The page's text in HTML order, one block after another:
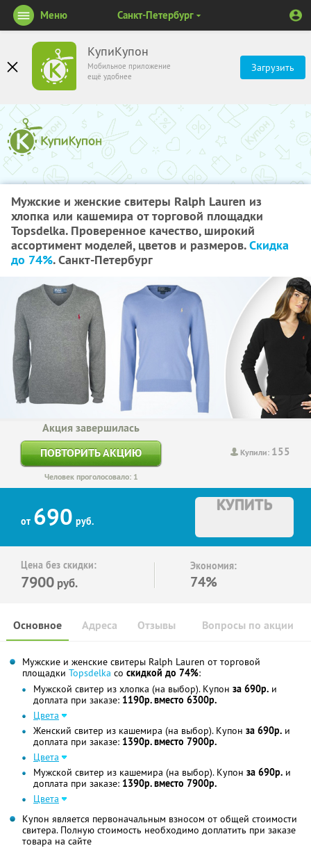
КупиКупон
Мобильное приложение
ещё удобнее
Загрузить
Меню Санкт-Петербург
Мужские и женские свитеры Ralph Lauren из
хлопка или кашемира от торговой площадки
Topsdelka. Проверенное качество, широкий
ассортимент моделей, цветов и размеров.Скидка
до 74%. Санкт-Петербург
Купили: 155
Акция завершилась
ПОВТОРИТЬ АКЦИЮ
Человек проголосовало: 1
от 690 руб.
КУПИТЬ
Цена без скидки:
7900 руб.
Экономия:
74%
Основное Отзывы Вопросы по акции
Адреса
Мужские и женские свитеры Ralph Lauren от торговой
площадки Topsdelka со скидкой до 74%:
Мужской свитер из хлопка (на выбор). Купон за 690р. и
доплата при заказе: 1190р. вместо 6300р.
Цвета
Женский свитер из кашемира (на выбор). Купон за 690р. и
доплата при заказе: 1390р. вместо 7900р.
Цвета
Мужской свитер из кашемира (на выбор). Купон за 690р. и
доплата при заказе: 1390р. вместо 7900р.
Цвета
Купон является первоначальным взносом от общей стоимости
свитера. Полную стоимость необходимо доплатить при заказе
товара на сайте